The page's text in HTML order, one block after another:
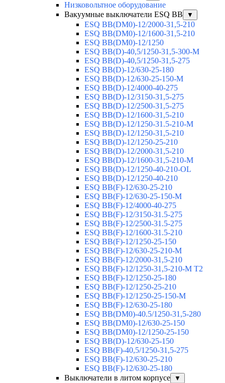
Низковольтное оборудование
Вакуумные выключатели ESQ BB
▼
ESQ ВВ(DM0)-12/2000-31,5-210
ESQ ВВ(DM0)-12/1600-31,5-210
ESQ ВВ(DM0)-12/1250
ESQ ВВ(D)-40,5/1250-31,5-300-М
ESQ ВВ(D)-40,5/1250-31,5-275
ESQ ВВ(D)-12/630-25-180
ESQ ВВ(D)-12/630-25-150-М
ESQ ВВ(D)-12/4000-40-275
ESQ ВВ(D)-12/3150-31,5-275
ESQ ВВ(D)-12/2500-31,5-275
ESQ ВВ(D)-12/1600-31,5-210
ESQ ВВ(D)-12/1250-31.5-210-М
ESQ ВВ(D)-12/1250-31,5-210
ESQ ВВ(D)-12/1250-25-210
ESQ BB(D)-12/2000-31,5-210
ESQ BB(D)-12/1600-31,5-210-М
ESQ BB(D)-12/1250-40-210-OL
ESQ BB(D)-12/1250-40-210
ESQ ВВ(F)-12/630-25-210
ESQ ВВ(F)-12/630-25-150-М
ESQ ВВ(F)-12/4000-40-275
ESQ ВВ(F)-12/3150-31.5-275
ESQ ВВ(F)-12/2500-31.5-275
ESQ ВВ(F)-12/1600-31.5-210
ESQ ВВ(F)-12/1250-25-150
ESQ BB(F)-12/630-25-210-М
ESQ BB(F)-12/2000-31,5-210
ESQ BB(F)-12/1250-31,5-210-М T2
ESQ BB(F)-12/1250-25-180
ESQ ВВ(F)-12/1250-25-210
ESQ ВВ(F)-12/1250-25-150-М
ESQ BB(F)-12/630-25-180
ESQ ВВ(DM0)-40.5/1250-31,5-280
ESQ ВВ(DM0)-12/630-25-150
ESQ ВВ(DM0)-12/1250-25-150
ESQ BB(D)-12/630-25-150
ESQ ВВ(F)-40,5/1250-31,5-275
ESQ ВВ(F)-12/630-25-210
ESQ ВВ(F)-12/630-25-180
Выключатели в литом корпусе
▼